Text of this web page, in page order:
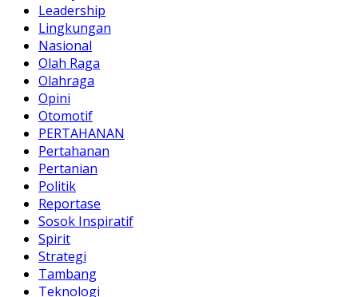
Leadership
Lingkungan
Nasional
Olah Raga
Olahraga
Opini
Otomotif
PERTAHANAN
Pertahanan
Pertanian
Politik
Reportase
Sosok Inspiratif
Spirit
Strategi
Tambang
Teknologi